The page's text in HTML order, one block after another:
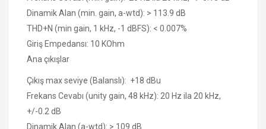
Dinamik Alan (min. gain, a-wtd): > 113.9 dB
THD+N (min gain, 1 kHz, -1 dBFS): < 0.007%
Giriş Empedansı: 10 KOhm
Ana çıkışlar
Çıkış max seviye (Balanslı): +18 dBu
Frekans Cevabı (unity gain, 48 kHz): 20 Hz ila 20 kHz,
+/-0.2 dB
Dinamik Alan (a-wtd): > 109 dB